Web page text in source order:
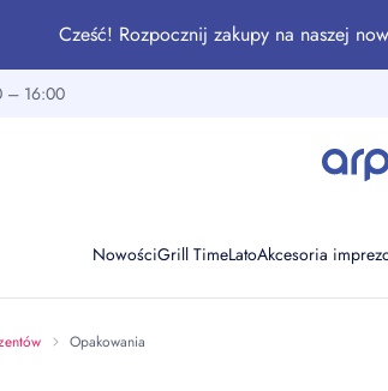
Cześć! Rozpocznij zakupy na naszej
– 16:00
NowościGrill TimeLatoAkcesoria
Opakowania